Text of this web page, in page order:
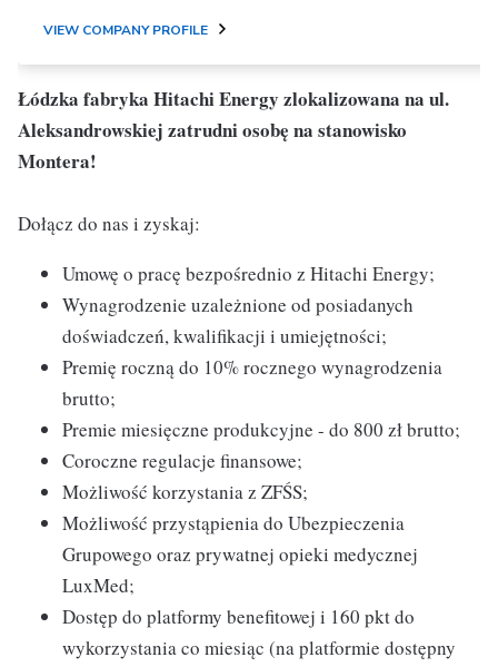
VIEW COMPANY PROFILE
Łódzka fabryka Hitachi Energy zlokalizowana na ul.
Aleksandrowskiej zatrudni osobę na stanowisko
Montera!
Dołącz do nas i zyskaj:
Umowę o pracę bezpośrednio z Hitachi Energy;
Wynagrodzenie uzależnione od posiadanych
doświadczeń, kwalifikacji i umiejętności;
Premię roczną do 10% rocznego wynagrodzenia
brutto;
Premie miesięczne produkcyjne - do 800 zł brutto;
Coroczne regulacje finansowe;
Możliwość korzystania z ZFŚS;
Możliwość przystąpienia do Ubezpieczenia
Grupowego oraz prywatnej opieki medycznej
LuxMed;
Dostęp do platformy benefitowej i 160 pkt do
wykorzystania co miesiąc (na platformie dostępny